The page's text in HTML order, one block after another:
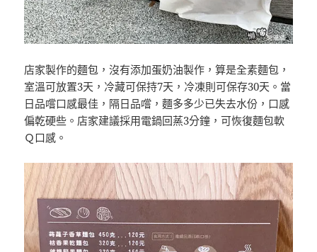
店家製作的麵包，沒有添加蛋奶油製作，算是全素麵包，
室溫可放置3天，冷藏可保持7天，冷凍則可保存30天。當
日品嚐口感最佳，隔日品嚐，麵多多少已失去水份，口感
偏乾硬些。店家建議採用電鍋回蒸3分鐘，可恢復麵包軟
Ｑ口感。